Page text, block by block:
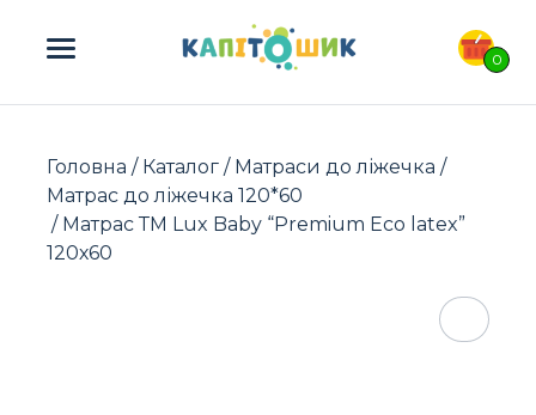
0
ПОШУК ТОВАРІВ:
Головна / Каталог / Матраси до ліжечка /
Матрас до ліжечка 120*60
/ Матрас ТМ Lux Baby “Premium Eco latex”
120х60